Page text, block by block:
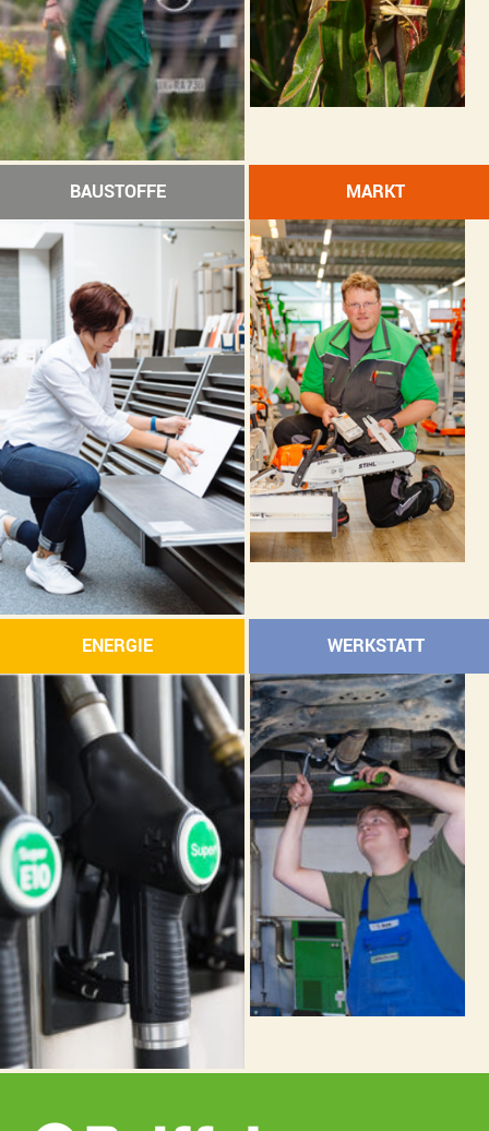
WERKSTATT
SERVICE
SUCHE
NACH:BAUSTOFFE MARKT
ENERGIE WERKSTATT